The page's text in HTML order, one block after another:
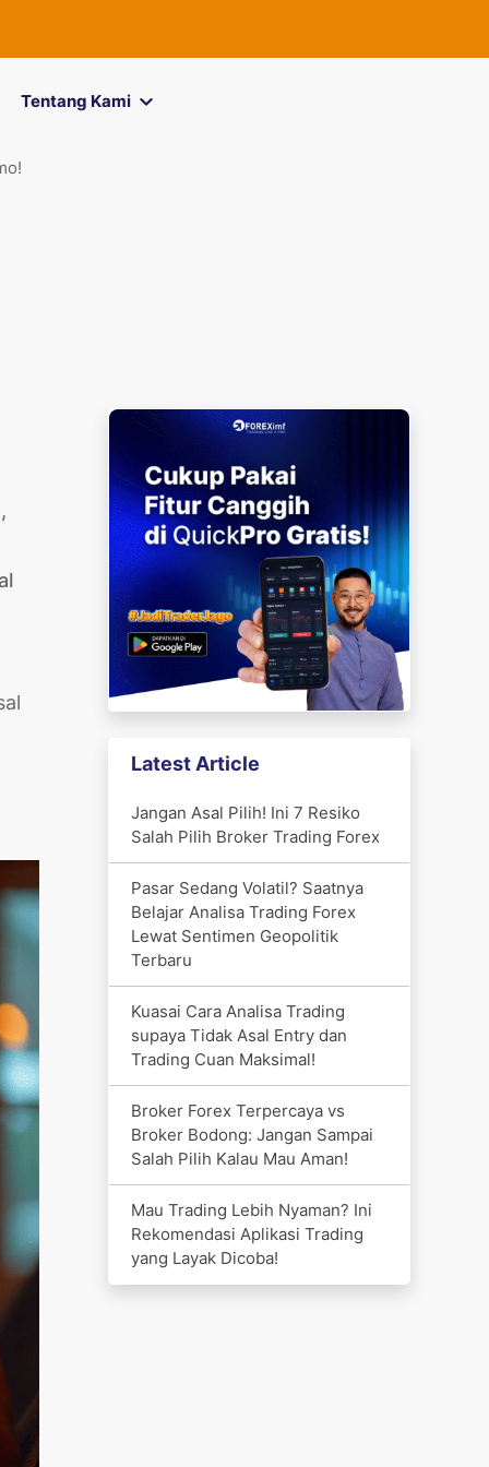
Tentang Kami
Latest Article
Jangan Asal Pilih! Ini 7 Resiko
Salah Pilih Broker Trading Forex
Pasar Sedang Volatil? Saatnya
Belajar Analisa Trading Forex
Lewat Sentimen Geopolitik
Terbaru
Kuasai Cara Analisa Trading
supaya Tidak Asal Entry dan
Trading Cuan Maksimal!
Broker Forex Terpercaya vs
Broker Bodong: Jangan Sampai
Salah Pilih Kalau Mau Aman!
Mau Trading Lebih Nyaman? Ini
Rekomendasi Aplikasi Trading
yang Layak Dicoba!